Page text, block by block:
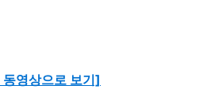
영상으로 보기]